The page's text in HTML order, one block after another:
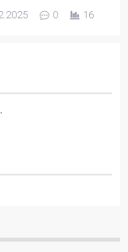
Olay,
Kahveci (62), kız
halde bulundu.
0 16